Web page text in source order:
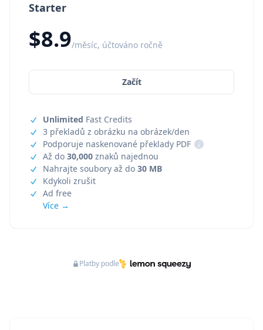
Starter
$8.9/měsíc, účtováno ročně
Začít
Unlimited Fast Credits
3 překladů z obrázku na obrázek/den
Podporuje naskenované překlady PDF
i
Až do 30,000 znaků najednou
Nahrajte soubory až do 30 MB
Kdykoli zrušit
Ad free
Více →
Platby podle